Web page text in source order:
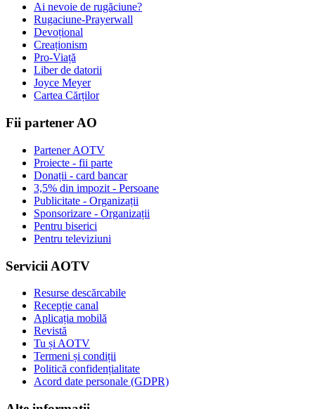
Ai nevoie de rugăciune?
Rugaciune-Prayerwall
Devoțional
Creaționism
Pro-Viață
Liber de datorii
Joyce Meyer
Cartea Cărților
Fii partener AO
Partener AOTV
Proiecte - fii parte
Donații - card bancar
3,5% din impozit - Persoane
Publicitate - Organizații
Sponsorizare - Organizații
Pentru biserici
Pentru televiziuni
Servicii AOTV
Resurse descărcabile
Recepție canal
Aplicația mobilă
Revistă
Tu și AOTV
Termeni și condiții
Politică confidențialitate
Acord date personale (GDPR)